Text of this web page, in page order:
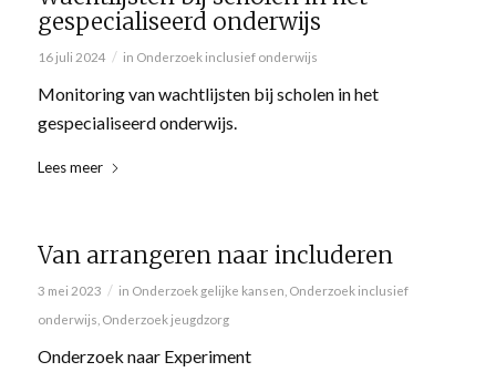
gespecialiseerd onderwijs
16 juli 2024 / in Onderzoek inclusief onderwijs
Monitoring van wachtlijsten bij scholen in het
gespecialiseerd onderwijs.
Lees meer
Van arrangeren naar includeren
3 mei 2023 / in Onderzoek gelijke kansen Onderzoek inclusief
onderwijs Onderzoek jeugdzorg
Onderzoek naar Experiment